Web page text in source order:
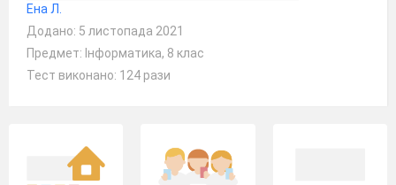
Ена Л.
Додано: 5 листопада 2021
Предмет: Інформатика, 8 клас
Тест виконано: 124 рази